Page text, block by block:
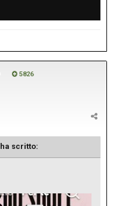
5826
ha scritto: